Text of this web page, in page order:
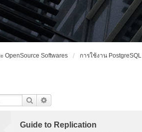
OpenSource Softwares การใช้งาน PostgreSQL
Search
Guide to Replication